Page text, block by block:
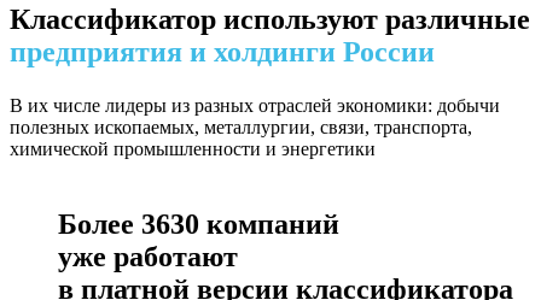
Классификатор используют различные
предприятия и холдинги России
В их числе лидеры из разных отраслей экономики: добычи
полезных ископаемых, металлургии, связи, транспорта,
химической промышленности и энергетики
Более 3630 компаний
уже работают
в платной версии классификатора